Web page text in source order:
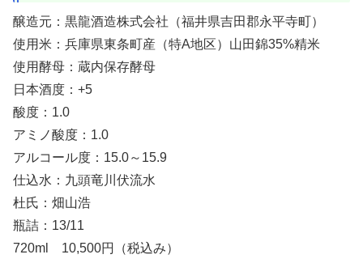
醸造元：黒龍酒造株式会社（福井県吉田郡永平寺町）
使用米：兵庫県東条町産（特A地区）山田錦35%精米
使用酵母：蔵内保存酵母
日本酒度：+5
酸度：1.0
アミノ酸度：1.0
アルコール度：15.0～15.9
仕込水：九頭竜川伏流水
杜氏：畑山浩
瓶詰：13/11
720ml 10,500円（税込み）